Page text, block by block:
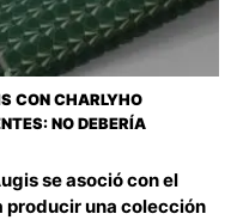
CON CHARLYHO
NO DEBERÍA
se asoció con el
producir una colección